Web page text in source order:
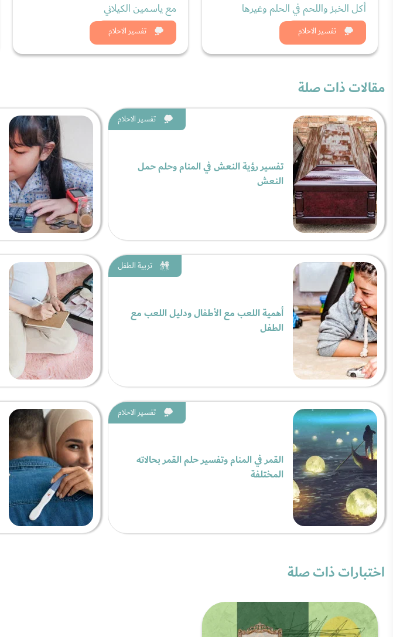
تفسير الاحلام
أكل الخبز واللحم في الحلم وغيرها
شاهد الان
تفسير الاحلام
مع ياسمين الكيلاني
شاهد الان
مقالات ذات صلة
تفسير الاحلام
تفسير رؤية النعش في المنام وحلم حمل
النعش
تربية الطفل
أهمية اللعب مع الأطفال ودليل اللعب مع
الطفل
تفسير الاحلام
القمر في المنام وتفسير حلم القمر بحالاته
المختلفة
اختبارات ذات صلة